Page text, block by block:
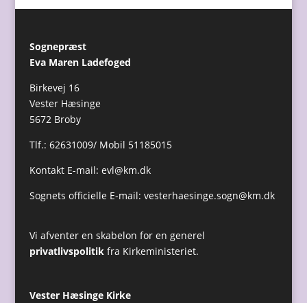
Sognepræst
Eva Maren Ladefoged
Birkevej 16
Vester Hæsinge
5672 Broby
Tlf.: 62631009/ Mobil 51185015
Kontakt E-mail: evl@km.dk
Sognets officielle E-mail: vesterhaesinge.sogn@km.dk
Vi afventer en skabelon for en generel
privatlivspolitikfra Kirkeministeriet.
Vester Hæsinge Kirke